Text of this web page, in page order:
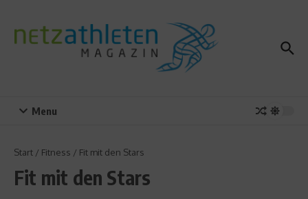
Menu
Start / Fitness / Fit mit den Stars
Fit mit den Stars